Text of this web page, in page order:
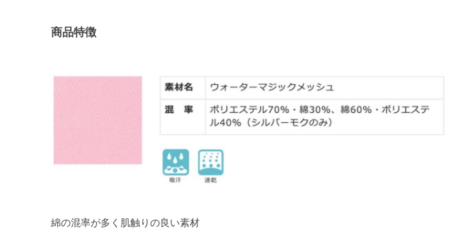
商品特徴
綿の混率が多く肌触りの良い素材